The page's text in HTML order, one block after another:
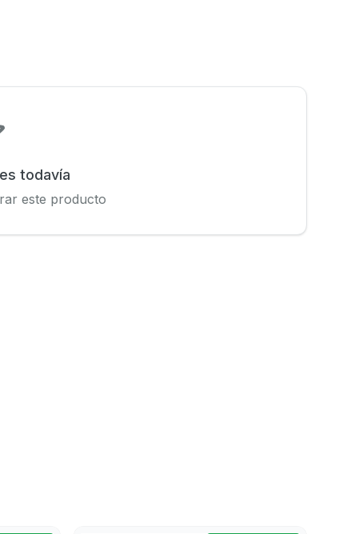
todavía
este producto